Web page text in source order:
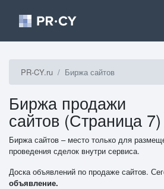
PR-CY.ru Биржа сайтов
Биржа продажи
сайтов (Страница 7)
Биржа сайтов – место только для
проведения сделок внутри сервиса.
Доска объявлений по продаже сайтов.
объявление.